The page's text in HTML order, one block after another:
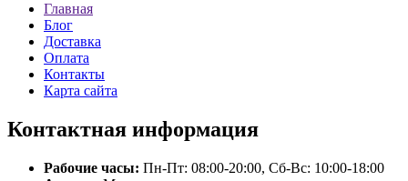
Главная
Блог
Доставка
Оплата
Контакты
Карта сайта
Контактная информация
Рабочие часы: Пн-Пт: 08:00-20:00, Сб-Вс: 10:00-18:00